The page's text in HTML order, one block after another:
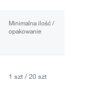
Minimalna ilość /
opakowanie
1 szt / 20 szt